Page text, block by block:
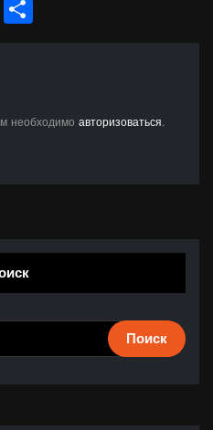
Odnoklassniki
необходимо авторизоваться.
Поиск